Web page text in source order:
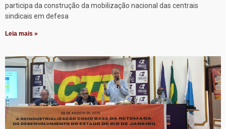
participa da construção da mobilização nacional das centrais
sindicais em defesa
Leia mais »